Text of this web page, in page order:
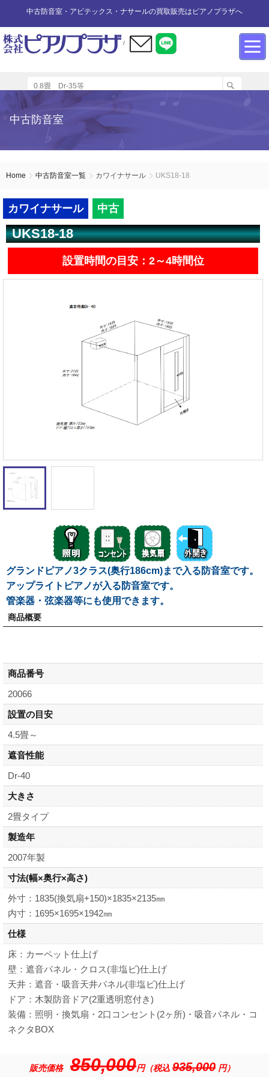
中古防音室・アビテックス・ナサールの買取販売はピアノプラザへ
/
カワイ防音ルーム
ユニットタイプ
ペット用防音室
防音室中古
展示品リスト
アビテックス2畳～3畳未満
アビテックス3畳～
カワイナサール
その他防音室
かんたん在庫検索
売約済みリスト
防音室買取
防音室WEB買取
防音室設置のアドバイス
防音室内へのピアノの設置
設置スペースの採寸方法
エアコンの設置方法
遮音性能の違いを体験
インフォメーション
商品の購入について
店舗までの案内地図
お問い合わせ
中古防音室
Home 中古防音室一覧 カワイナサール UKS18-18
カワイナサール 中古
UKS18-18
設置時間の目安：2～4時間位
グランドピアノ3クラス(奥行186cm)まで入る防音室です。
アップライトピアノが入る防音室です。
管楽器・弦楽器等にも使用できます。
商品概要
商品番号
20066
設置の目安
4.5畳～
遮音性能
Dr-40
大きさ
2畳タイプ
製造年
2007年製
寸法(幅×奥行×高さ)
外寸：1835(換気扇+150)×1835×2135㎜
内寸：1695×1695×1942㎜
仕様
床：カーペット仕上げ
壁：遮音パネル・クロス(非塩ビ)仕上げ
天井：遮音・吸音天井パネル(非塩ビ)仕上げ
ドア：木製防音ドア(2重透明窓付き)
装備：照明・換気扇・2口コンセント(2ヶ所)・吸音パネル・コ
ネクタBOX
販売価格 850,000円（税込 935,000 円）